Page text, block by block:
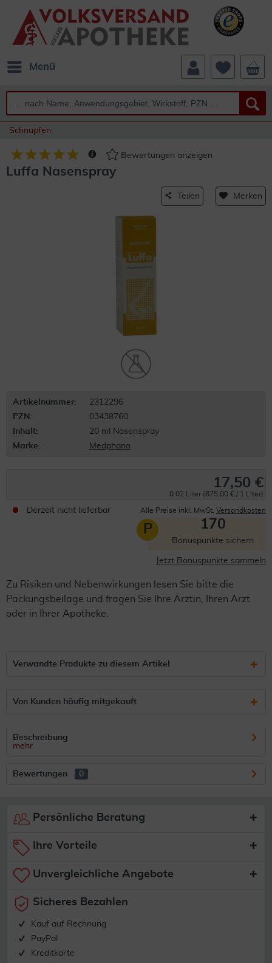
Menü
Schnupfen
Bewertungen anzeigen
Luffa Nasenspray
Teilen Merken
Artikelnummer:
2312296
PZN:
03438760
Inhalt:
20 ml Nasenspray
Marke:
Medphano
17,50 €
0.02 Liter (875,00 € / 1 Liter)
Derzeit nicht lieferbar Alle Preise inkl. MwSt. Versandkosten
P 170
Bonuspunkte sichern
Jetzt Bonuspunkte sammeln
Zu Risiken und Nebenwirkungen lesen Sie bitte die
Packungsbeilage und fragen Sie Ihre Ärztin, Ihren Arzt
oder in Ihrer Apotheke.
Verwandte Produkte zu diesem Artikel
Von Kunden häufig mitgekauft
Beschreibung
mehr
Bewertungen 0
Persönliche Beratung
Ihre Vorteile
Unvergleichliche Angebote
Sicheres Bezahlen
Kauf auf Rechnung
PayPal
Kreditkarte